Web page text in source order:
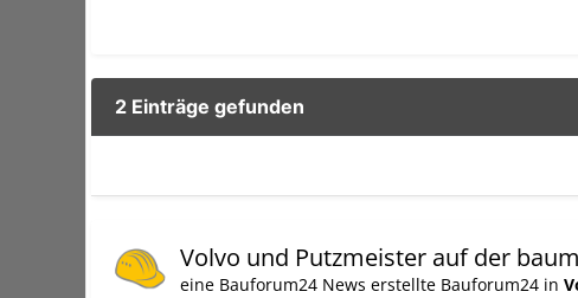
2 Einträge gefunden
Volvo und Putzmeister auf der
eine Bauforum24 News erstellte Bauforum24 in